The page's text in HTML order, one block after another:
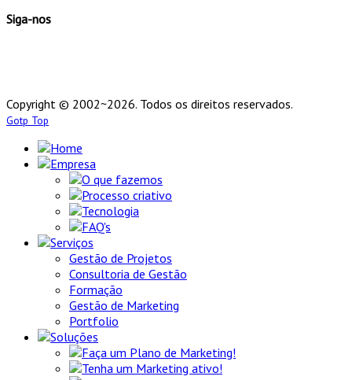
Siga-nos
Copyright © 2002~2026. Todos os direitos reservados.
Gotp Top
Home
Empresa
O que fazemos
Processo criativo
Tecnologia
FAQ's
Serviços
Gestão de Projetos
Consultoria de Gestão
Formação
Gestão de Marketing
Portfolio
Soluções
Faça um Plano de Marketing!
Tenha um Marketing ativo!